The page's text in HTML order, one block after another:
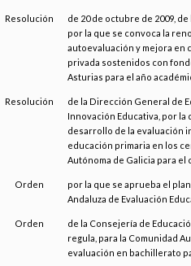
Resolución
de 20 de octubre de 2009,
por la que se convoca la
autoevaluación y mejora en
privada sostenidos con
Asturias para el año
Resolución
de la Dirección General de
Innovación Educativa, por
desarrollo de la evaluación
educación primaria en los
Autónoma de Galicia para el
Orden
por la que se aprueba el
Andaluza de Evaluación
Orden
de la Consejería de
regula, para la Comunidad
evaluación en bachillerato